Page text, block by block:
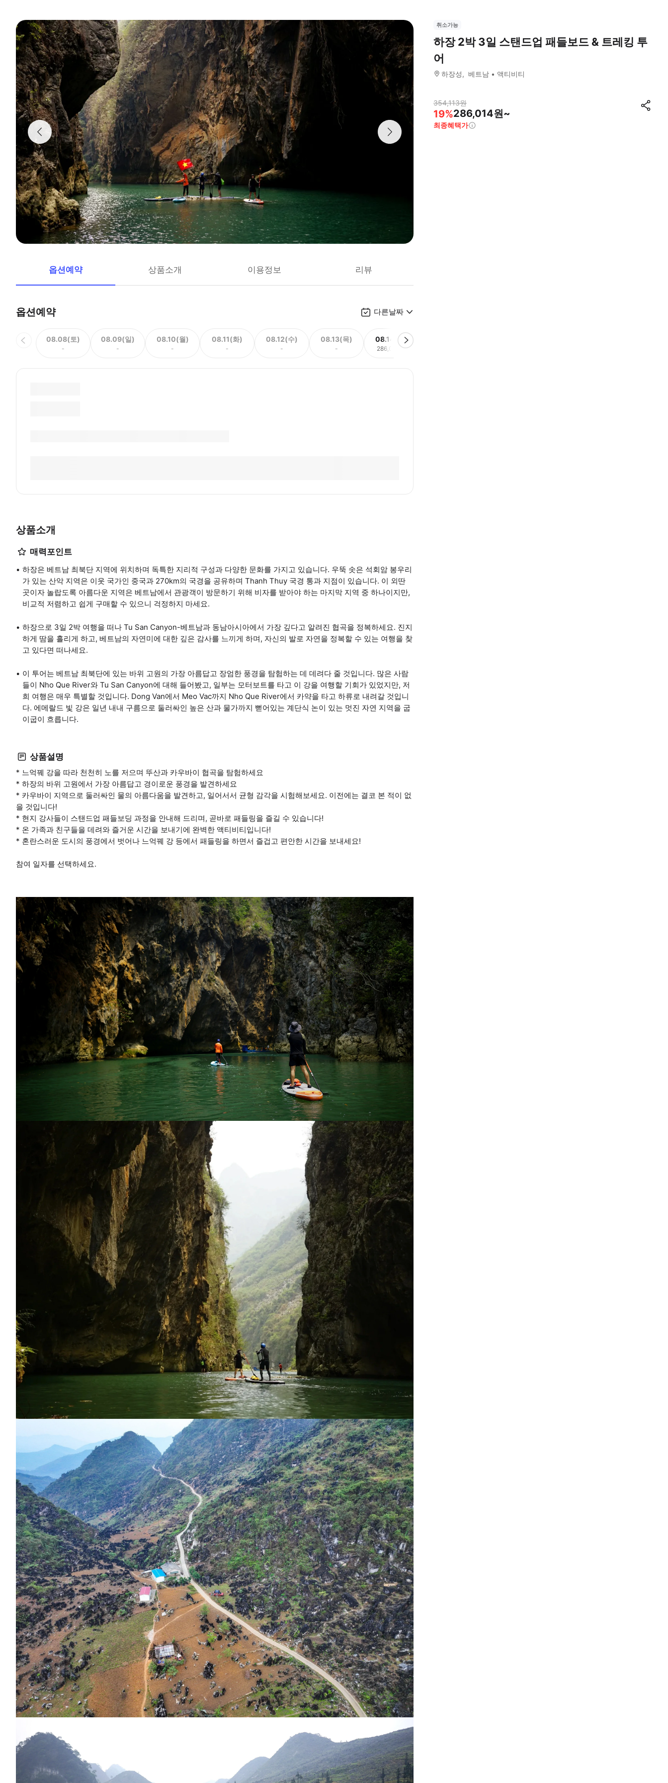
옵션예약 상품소개 이용정보 리뷰
옵션예약 다른날짜
08.08(토)
-
08.09(일)
-
08.10(월)
-
08.11(화)
-
08.12(수)
-
08.13(목)
-
08.14(금)
286,014원
상품소개
매력포인트
하장은 베트남 최북단 지역에 위치하며 독특한 지리적 구성과 다양한 문화를 가지고 있습니다. 우뚝 솟은 석회암 봉우리
가 있는 산악 지역은 이웃 국가인 중국과 270km의 국경을 공유하며 Thanh Thuy 국경 통과 지점이 있습니다. 이 외딴
곳이자 놀랍도록 아름다운 지역은 베트남에서 관광객이 방문하기 위해 비자를 받아야 하는 마지막 지역 중 하나이지만,
비교적 저렴하고 쉽게 구매할 수 있으니 걱정하지 마세요.
하장으로 3일 2박 여행을 떠나 Tu San Canyon-베트남과 동남아시아에서 가장 깊다고 알려진 협곡을 정복하세요. 진지
하게 땀을 흘리게 하고, 베트남의 자연미에 대한 깊은 감사를 느끼게 하며, 자신의 발로 자연을 정복할 수 있는 여행을 찾
고 있다면 떠나세요.
이 투어는 베트남 최북단에 있는 바위 고원의 가장 아름답고 장엄한 풍경을 탐험하는 데 데려다 줄 것입니다. 많은 사람
들이 Nho Que River와 Tu San Canyon에 대해 들어봤고, 일부는 모터보트를 타고 이 강을 여행할 기회가 있었지만, 저
희 여행은 매우 특별할 것입니다. Dong Van에서 Meo Vac까지 Nho Que River에서 카약을 타고 하류로 내려갈 것입니
다. 에메랄드 빛 강은 일년 내내 구름으로 둘러싸인 높은 산과 물가까지 뻗어있는 계단식 논이 있는 멋진 자연 지역을 굽
이굽이 흐릅니다.
상품설명
* 느억꿰 강을 따라 천천히 노를 저으며 뚜산과 카우바이 협곡을 탐험하세요
* 하장의 바위 고원에서 가장 아름답고 경이로운 풍경을 발견하세요
* 카우바이 지역으로 둘러싸인 물의 아름다움을 발견하고, 일어서서 균형 감각을 시험해보세요. 이전에는 결코 본 적이 없
을 것입니다!
* 현지 강사들이 스탠드업 패들보딩 과정을 안내해 드리며, 곧바로 패들링을 즐길 수 있습니다!
* 온 가족과 친구들을 데려와 즐거운 시간을 보내기에 완벽한 액티비티입니다!
* 혼란스러운 도시의 풍경에서 벗어나 느억꿰 강 등에서 패들링을 하면서 즐겁고 편안한 시간을 보내세요!
참여 일자를 선택하세요.
취소가능
하장 2박 3일 스탠드업 패들보드 & 트레킹 투
어
하장성 베트남 액티비티
354,113원
19%286,014원~
최종혜택가